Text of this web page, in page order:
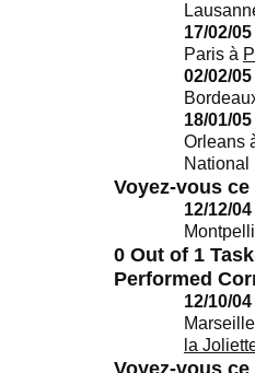
17/02/
Paris à
02/02/
18/01/
Orleans
National
Voyez-vous
12/12/04
0 Out of 1
Performed
12/10/
Marseille
la
Voyez-vous